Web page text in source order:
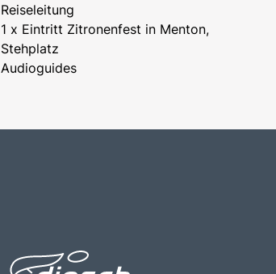
Reiseleitung
1 x Eintritt Zitronenfest in Menton,
Stehplatz
Audioguides